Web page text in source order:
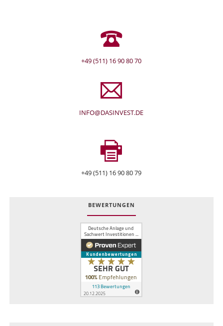
+49 (511) 16 90 80 70
INFO@DASINVEST.DE
+49 (511) 16 90 80 79
BEWERTUNGEN